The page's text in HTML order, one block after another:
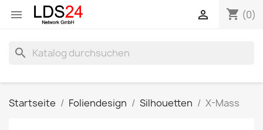
 shopping_cart (0)

search
Startseite Foliendesign Silhouetten X-Mass